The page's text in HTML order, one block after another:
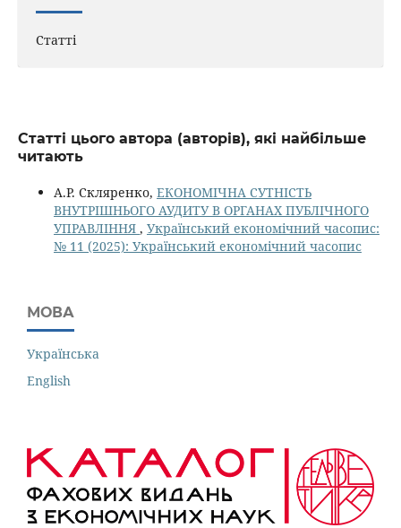
Статті
Статті цього автора (авторів), які найбільше
читають
А.Р. Скляренко, ЕКОНОМІЧНА СУТНІСТЬ
ВНУТРІШНЬОГО АУДИТУ В ОРГАНАХ ПУБЛІЧНОГО
УПРАВЛІННЯ , Український економічний часопис:
№ 11 (2025): Український економічний часопис
МОВА
Українська
English